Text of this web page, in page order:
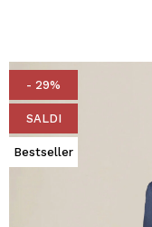
- 29%
SALDI
Bestseller